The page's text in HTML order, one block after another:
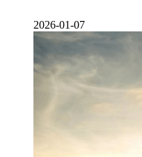
2026-01-07